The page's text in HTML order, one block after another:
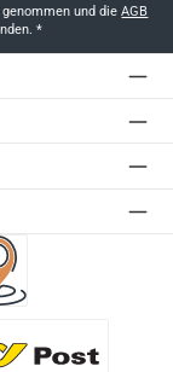
genommen und dieAGB
*